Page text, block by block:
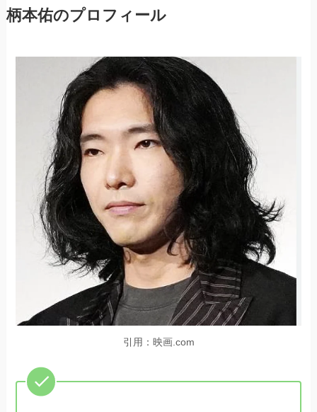
柄本佑のプロフィール
引用：映画.com